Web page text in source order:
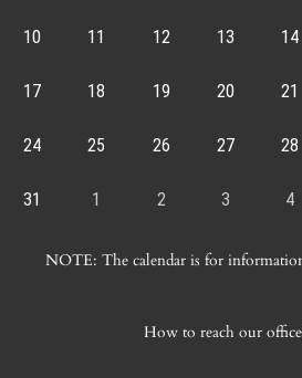
10 11 12 13 14
17 18 19 20 21
24 25 26 27 28
31 1 2 3 4
NOTE: The calendar is for
How to reach our